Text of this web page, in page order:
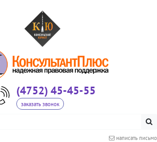
(4752) 45-45-55
заказать звонок
написать письмо